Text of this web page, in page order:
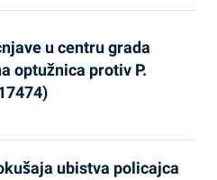
u centru grada
optužnica protiv P.
ubistva policajca